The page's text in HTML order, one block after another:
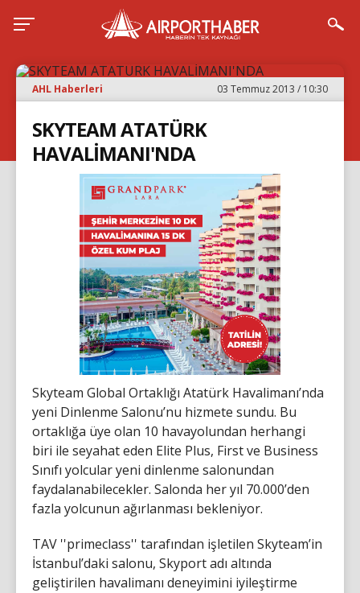
AHL Haberleri 03 Temmuz 2013 / 10:30
SKYTEAM ATATÜRK
HAVALİMANI'NDA
Skyteam Global Ortaklığı Atatürk Havalimanı’nda
yeni Dinlenme Salonu’nu hizmete sundu. Bu
ortaklığa üye olan 10 havayolundan herhangi
biri ile seyahat eden Elite Plus, First ve Business
Sınıfı yolcular yeni dinlenme salonundan
faydalanabilecekler. Salonda her yıl 70.000’den
fazla yolcunun ağırlanması bekleniyor.
TAV ''primeclass'' tarafından işletilen Skyteam’in
İstanbul’daki salonu, Skyport adı altında
geliştirilen havalimanı deneyimini iyileştirme